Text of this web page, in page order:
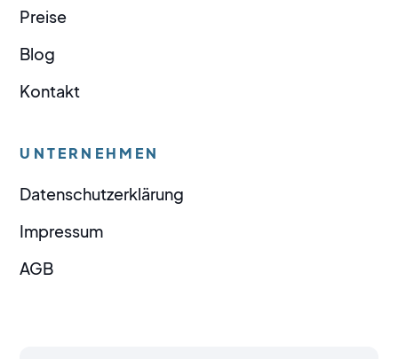
Preise
Blog
Kontakt
UNTERNEHMEN
Datenschutzerklärung
Impressum
AGB